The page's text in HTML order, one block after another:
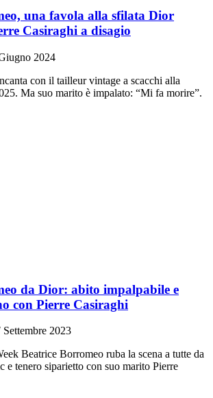
una favola alla sfilata Dior
Casiraghi a disagio
2024
con il tailleur vintage a scacchi alla
Ma suo marito è impalato: “Mi fa morire”.
da Dior: abito impalpabile e
con Pierre Casiraghi
Settembre 2023
Beatrice Borromeo ruba la scena a tutte da
e tenero siparietto con suo marito Pierre